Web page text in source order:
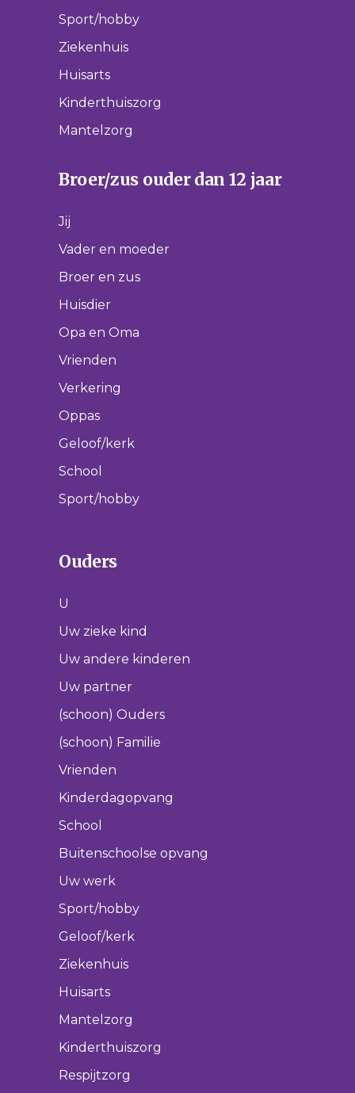
Sport/hobby
Ziekenhuis
Huisarts
Kinderthuiszorg
Mantelzorg
Broer/zus ouder dan 12 jaar
Jij
Vader en moeder
Broer en zus
Huisdier
Opa en Oma
Vrienden
Verkering
Oppas
Geloof/kerk
School
Sport/hobby
Ouders
U
Uw zieke kind
Uw andere kinderen
Uw partner
(schoon) Ouders
(schoon) Familie
Vrienden
Kinderdagopvang
School
Buitenschoolse opvang
Uw werk
Sport/hobby
Geloof/kerk
Ziekenhuis
Huisarts
Mantelzorg
Kinderthuiszorg
Respijtzorg